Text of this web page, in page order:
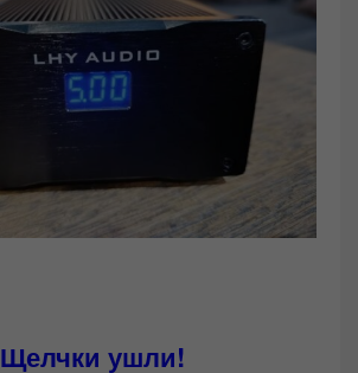
Щелчки ушли!